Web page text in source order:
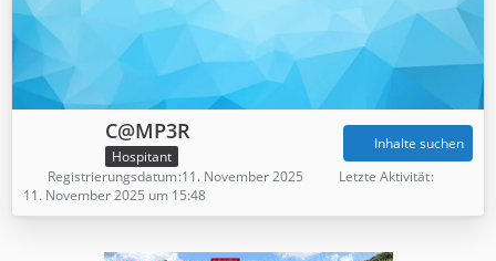
C@MP3R
Hospitant
Inhalte suchen
Registrierungsdatum 11. November 2025
Letzte Aktivität
11. November 2025 um 15:48